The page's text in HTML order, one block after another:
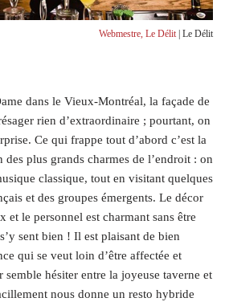
Webmestre, Le Délit| Le Délit
dans le Vieux-Montréal, la façade de
rien d’extraordinaire ; pourtant, on
Ce qui frappe tout d’abord c’est la
plus grands charmes de l’endroit : on
classique, tout en visitant quelques
et des groupes émergents. Le décor
et le personnel est charmant sans être
sent bien ! Il est plaisant de bien
qui se veut loin d’être affectée et
semble hésiter entre la joyeuse taverne et
nous donne un resto hybride